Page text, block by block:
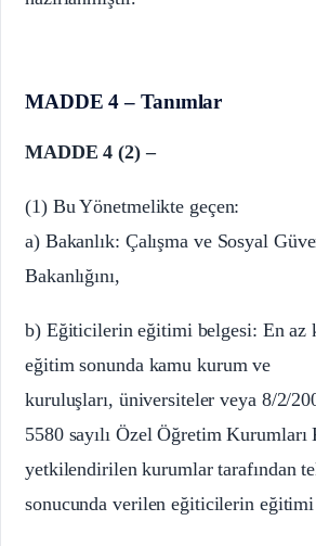
MADDE 4–Tanımlar
MADDE 4 (2) –
(1) Bu Yönetmelikte geçen:
a) Bakanlık: Çalışma ve Sosyal
Bakanlığını,
b) Eğiticilerin eğitimi belgesi: En az
eğitim sonunda kamu kurum ve
kuruluşları, üniversiteler veya 8/2/
5580 sayılı Özel Öğretim Kurumları
yetkilendirilen kurumlar tarafından
sonucunda verilen eğiticilerin